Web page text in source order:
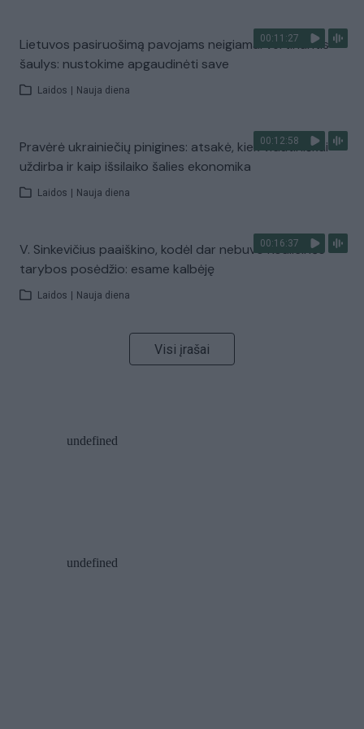
00:11:27
Lietuvos pasiruošimą pavojams neigiamai vertinantis
šaulys: nustokime apgaudinėti save
Laidos Nauja diena
00:12:58
Pravėrė ukrainiečių pinigines: atsakė, kiek vidutiniškai
uždirba ir kaip išsilaiko šalies ekonomika
Laidos Nauja diena
00:16:37
V. Sinkevičius paaiškino, kodėl dar nebuvo Koalicinės
tarybos posėdžio: esame kalbėję
Laidos Nauja diena
Visi įrašai